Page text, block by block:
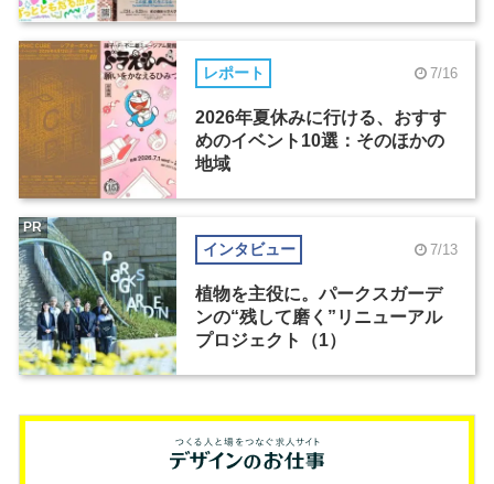
レポート 7/16
2026年夏休みに行ける、おすす
めのイベント10選：そのほかの
地域
インタビュー 7/13
植物を主役に。パークスガーデ
ンの“残して磨く”リニューアル
プロジェクト（1）
PR